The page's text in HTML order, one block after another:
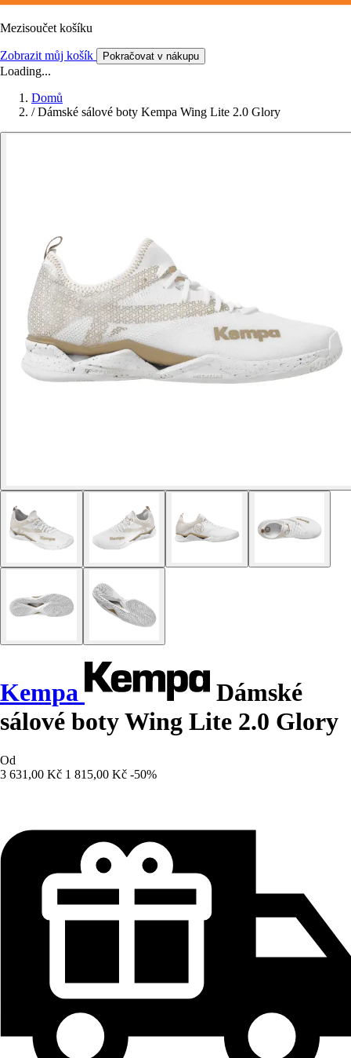
Mezisoučet košíku
Zobrazit můj košík Pokračovat v nákupu
Loading...
Domů
/ Dámské sálové boty Kempa Wing Lite 2.0 Glory
Kempa
Dámské
sálové boty Wing Lite 2.0 Glory
Od
3 631,00 Kč 1 815,00 Kč -50%